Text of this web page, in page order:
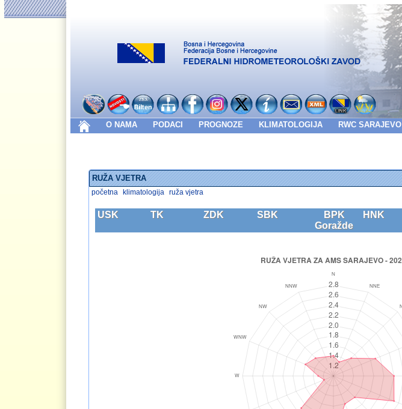
O NAMA PODACI PROGNOZE KLIMATOLOGIJA RWC SARAJEVO
RUŽA VJETRA
početna klimatologija ruža vjetra
USK TK ZDK SBK
BPK
Goražde
HNK